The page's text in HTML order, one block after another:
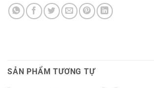
SẢN PHẨM TƯƠNG TỰ